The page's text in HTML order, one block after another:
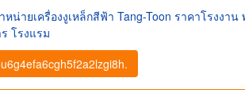
น่ายเครื่องงูเหล็กสีฟ้า Tang-Toon ราคาโรงงา
โรงแรม